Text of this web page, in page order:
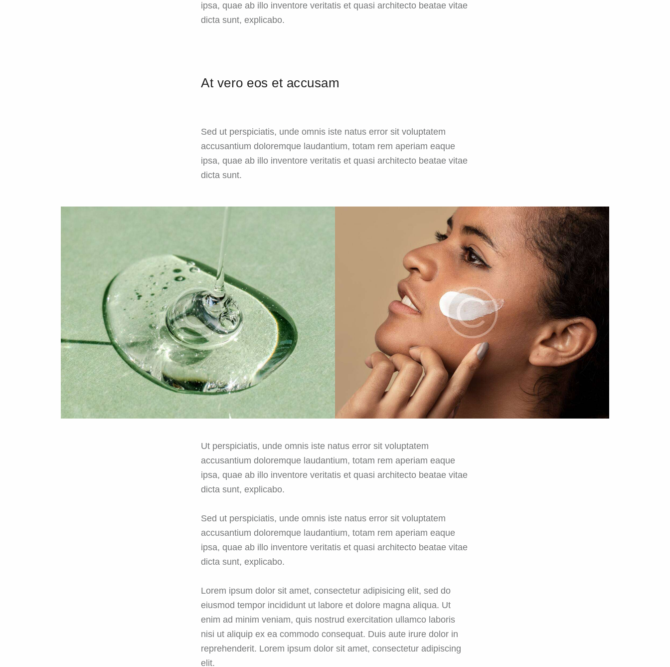
ipsa, quae ab illo inventore veritatis et quasi architecto beatae vitae
dicta sunt, explicabo.
At vero eos et accusam
Sed ut perspiciatis, unde omnis iste natus error sit voluptatem
accusantium doloremque laudantium, totam rem aperiam eaque
ipsa, quae ab illo inventore veritatis et quasi architecto beatae vitae
dicta sunt.
Ut perspiciatis, unde omnis iste natus error sit voluptatem
accusantium doloremque laudantium, totam rem aperiam eaque
ipsa, quae ab illo inventore veritatis et quasi architecto beatae vitae
dicta sunt, explicabo.
Sed ut perspiciatis, unde omnis iste natus error sit voluptatem
accusantium doloremque laudantium, totam rem aperiam eaque
ipsa, quae ab illo inventore veritatis et quasi architecto beatae vitae
dicta sunt, explicabo.
Lorem ipsum dolor sit amet, consectetur adipisicing elit, sed do
eiusmod tempor incididunt ut labore et dolore magna aliqua. Ut
enim ad minim veniam, quis nostrud exercitation ullamco laboris
nisi ut aliquip ex ea commodo consequat. Duis aute irure dolor in
reprehenderit. Lorem ipsum dolor sit amet, consectetur adipiscing
elit.